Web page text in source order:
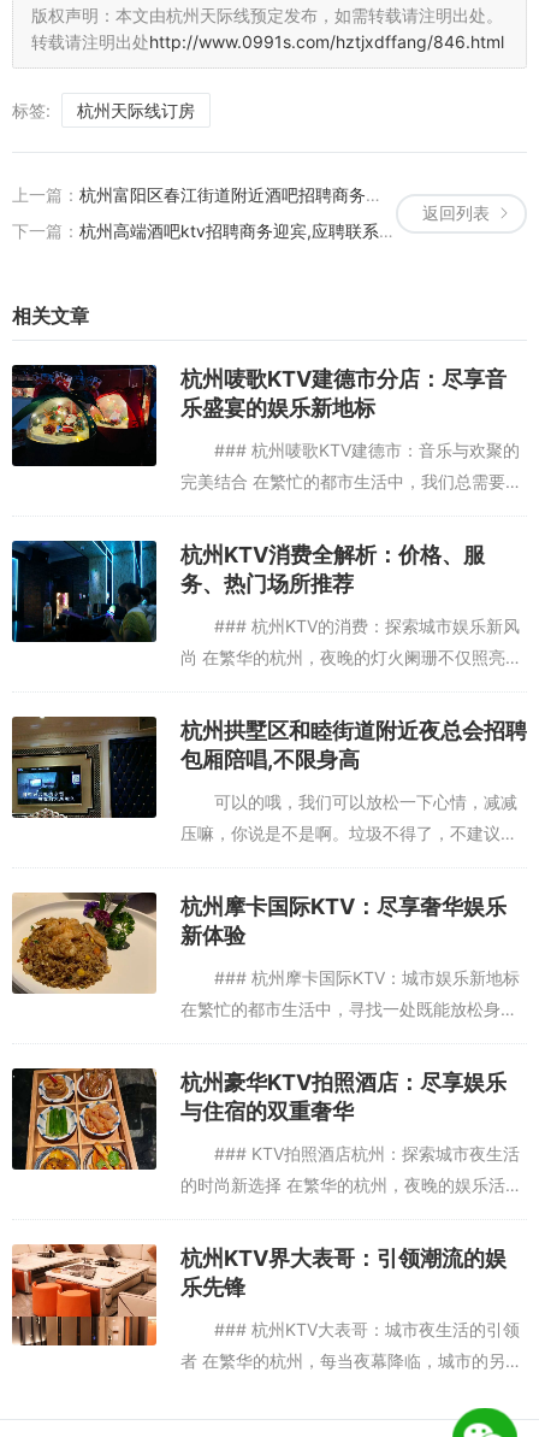
预定了61元的小包，从预定页面到付款为止未写明节假日需要加钱。
提前半小时到店被告知预约时间未到，不能开招聘，也未提节假日需
要加钱。预约时间前五分钟询问是否可以开招聘，被告知需要加50
元，并说只要网上买的都是。此时已到预约时间不能退款，并且经理
款。此KTV处理问题消极，有一种不加钱也退不了款，只能加钱的感
V及时改进，越做越好,,杭州富阳区春建乡附近ktv招聘包厢服务员,交
五险一金吗？ 服务差，说充值1000送3小时，结果还要消费满1000
才送，欺骗消费者，服务态度恶劣
首页报名霸王餐，免费吃喝玩乐地址：信投大厦3楼，从沙拉店旁边
的门进去直达电梯出来就是环境：一家连锁的KTV店，装修风格比较
独特，有种80年代的感觉。设施：曲库很全，可以扫码点歌。还有零
食小吃正餐可以扫码点，门口有充电宝借。服务：每一位服务员态度
都超好，只要遇到都会跟你点头说下午好，可以说是KTV里的海底捞
了。,杭州富阳区春建乡附近ktv招聘包厢服务员,交五险一金吗？
版权声明：本文由杭州天际线预定发布，如需转载请注明出处。
转载请注明出处http://www.0991s.com/hztjxdffang/846.html
标签: 杭州天际线订房
返回列表
上一篇： 杭州富阳区春江街道附近酒吧招聘商务接待,有哪些工作岗位
下一篇： 杭州高端酒吧ktv招聘商务迎宾,应聘联系方式是什么
相关文章
杭州唛歌KTV建德市分店：尽享音
乐盛宴的娱乐新地标
### 杭州唛歌KTV建德市：音乐与欢聚的
完美结合 在繁忙的都市生活中，我们总需要一
些时刻来放松自己，与亲朋好友共享欢乐时
光。而KTV，作为现代社交娱乐的重要场所，
无疑成为了许多人放...
杭州KTV消费全解析：价格、服
务、热门场所推荐
### 杭州KTV的消费：探索城市娱乐新风
尚 在繁华的杭州，夜晚的灯火阑珊不仅照亮了
西湖的美景，也点亮了城市人的娱乐生活。其
中，KTV作为一种集音乐、聚会、休闲于一体
的娱乐方式，在杭...
杭州拱墅区和睦街道附近夜总会招聘
包厢陪唱,不限身高
可以的哦，我们可以放松一下心情，减减
压嘛，你说是不是啊。垃圾不得了，不建议
去，都是小学生去的环境不错，音响效果还可
以。小包可容纳五人左右！还会再来～还不
错，感觉挺好的，大家可以去试试看...
杭州摩卡国际KTV：尽享奢华娱乐
新体验
### 杭州摩卡国际KTV：城市娱乐新地标
在繁忙的都市生活中，寻找一处既能放松身
心，又能与朋友家人共享欢乐的场所，成为了
许多人的小确幸。杭州，这座历史悠久而又充
满现代气息的城市，近...
杭州豪华KTV拍照酒店：尽享娱乐
与住宿的双重奢华
### KTV拍照酒店杭州：探索城市夜生活
的时尚新选择 在繁华的杭州，夜晚的娱乐活动
多种多样，而KTV拍照酒店正逐渐成为年轻人
群中的新宠。这种结合了KTV娱乐与酒店住宿
的新型业态，不...
杭州KTV界大表哥：引领潮流的娱
乐先锋
### 杭州KTV大表哥：城市夜生活的引领
者 在繁华的杭州，每当夜幕降临，城市的另一
娱乐的首选之地，而在这其中，“杭州KTV大表